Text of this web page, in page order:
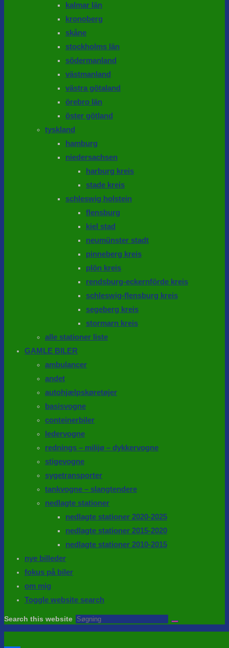
kalmar län
kronoberg
skåne
stockholms län
södermanland
västmanland
västra götaland
örebro län
öster götland
tyskland
hamburg
niedersachsen
harburg kreis
stade kreis
schleswig holstein
flensburg
kiel stad
neumünster stadt
pinneberg kreis
plön kreis
rendsburg-eckernförde kreis
schleswig-flensburg kreis
segeberg kreis
stormarn kreis
alle stationer liste
GAMLE BILER
ambulancer
andet
autohjælpskøretøjer
basisvogne
conteinerbiler
ledervogne
rednings – milijø – dykkervogne
stigevogne
sygetransporter
tankvogne – slangtendere
nedlagte stationer
nedlagte stationer 2020-2025
nedlagte stationer 2015-2020
nedlagte stationer 2010-2015
nye billeder
fokus på biler
om mig
Toggle website search
Search this website